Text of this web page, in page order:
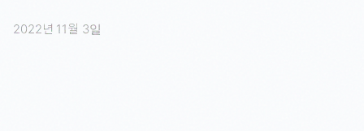
2022년 11월 3일